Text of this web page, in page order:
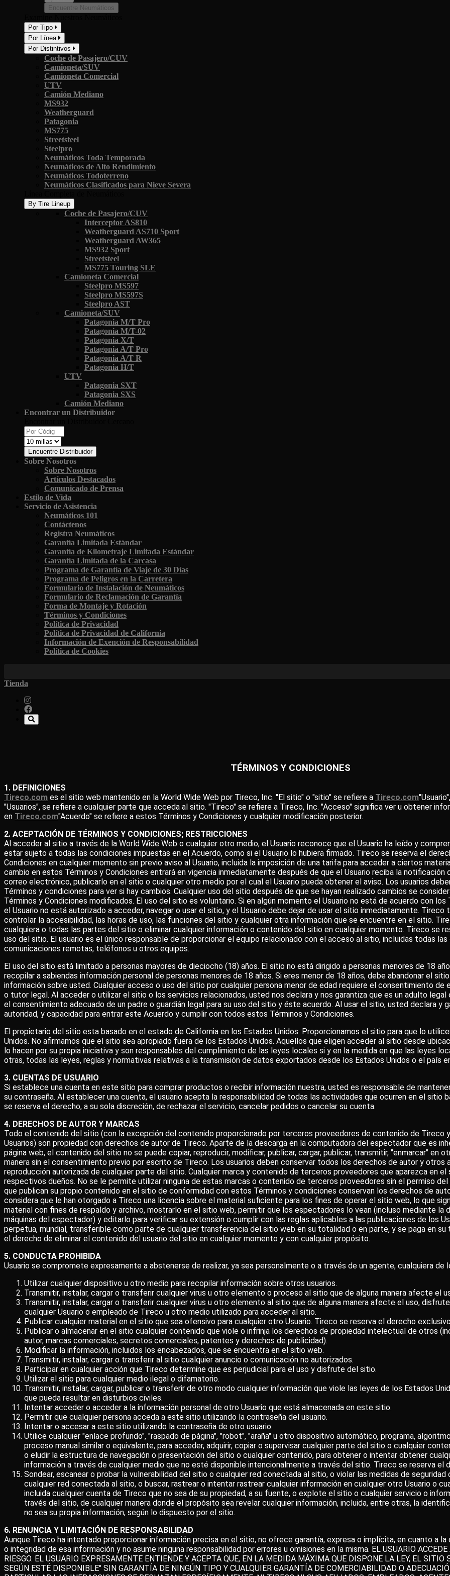
Encuentre Neumáticos
Por Tipo
Por Línea
Por Distintivos
Coche de Pasajero/CUV
Camioneta/SUV
Camioneta Comercial
UTV
Camión Mediano
MS932
Weatherguard
Patagonia
MS775
Streetsteel
Steelpro
Neumáticos Toda Temporada
Neumáticos de Alto Rendimiento
Neumáticos Todoterreno
Neumáticos Clasificados para Nieve Severa
By Tire Lineup
Coche de Pasajero/CUV
Interceptor AS810
Weatherguard AS710 Sport
Weatherguard AW365
MS932 Sport
Streetsteel
MS775 Touring SLE
Camioneta Comercial
Steelpro MS597
Steelpro MS597S
Steelpro AST
Camioneta/SUV
Patagonia M/T Pro
Patagonia M/T-02
Patagonia X/T
Patagonia A/T Pro
Patagonia A/T R
Patagonia H/T
UTV
Patagonia SXT
Patagonia SXS
Camión Mediano
Encontrar un Distribuidor
Encuentre Distribuidor
Sobre Nosotros
Sobre Nosotros
Artículos Destacados
Comunicado de Prensa
Estilo de Vida
Servicio de Asistencia
Neumáticos 101
Contáctenos
Registra Neumáticos
Garantía Limitada Estándar
Garantía de Kilometraje Limitada Estándar
Garantía Limitada de la Carcasa
Programa de Garantía de Viaje de 30 Días
Programa de Peligros en la Carretera
Formulario de Instalación de Neumáticos
Formulario de Reclamación de Garantía
Forma de Montaje y Rotación
Términos y Condiciones
Política de Privacidad
Política de Privacidad de California
Información de Exención de Responsabilidad
Política de Cookies
Tienda
TÉRMINOS Y CONDICIONES
1. DEFINICIONES
Tireco.com es el sitio web mantenido en la World Wide Web por Tireco, Inc. "El sitio" o "sitio" se refiere a Tireco.com
"Usuarios", se refiere a cualquier parte que acceda al sitio. "Tireco" se refiere a Tireco, Inc. "Acceso" significa ver u obtener
en Tireco.com"Acuerdo" se refiere a estos Términos y Condiciones y cualquier modificación posterior.
2. ACEPTACIÓN DE TÉRMINOS Y CONDICIONES; RESTRICCIONES
Al acceder al sitio a través de la World Wide Web o cualquier otro medio, el Usuario reconoce que el Usuario ha leído y
estar sujeto a todas las condiciones impuestas en el Acuerdo, como si el Usuario lo hubiera firmado. Tireco se reserva el
Condiciones en cualquier momento sin previo aviso al Usuario, incluida la imposición de una tarifa para acceder a ciertos
cambio en estos Términos y Condiciones entrará en vigencia inmediatamente después de que el Usuario reciba la notificación
correo electrónico, publicarlo en el sitio o cualquier otro medio por el cual el Usuario pueda obtener el aviso. Los usuarios
Términos y condiciones para ver si hay cambios. Cualquier uso del sitio después de que se hayan realizado cambios se
Términos y Condiciones modificados. El uso del sitio es voluntario. Si en algún momento el Usuario no está de acuerdo con
el Usuario no está autorizado a acceder, navegar o usar el sitio, y el Usuario debe dejar de usar el sitio inmediatamente.
controlar la accesibilidad, las horas de uso, las funciones del sitio y cualquier otra información que se encuentre en el sitio.
cualquiera o todas las partes del sitio o eliminar cualquier información o contenido del sitio en cualquier momento. Tireco se
uso del sitio. El usuario es el único responsable de proporcionar el equipo relacionado con el acceso al sitio, incluidas todas
comunicaciones remotas, teléfonos u otros equipos.
El uso del sitio está limitado a personas mayores de dieciocho (18) años. El sitio no está dirigido a personas menores de 18
recopilar a sabiendas información personal de personas menores de 18 años. Si eres menor de 18 años, debe abandonar el
información sobre usted. Cualquier acceso o uso del sitio por cualquier persona menor de edad requiere el consentimiento de
o tutor legal. Al acceder o utilizar el sitio o los servicios relacionados, usted nos declara y nos garantiza que es un adulto legal
el consentimiento adecuado de un padre o guardián legal para su uso del sitio y éste acuerdo. Al usar el sitio, usted declara y
autoridad, y capacidad para entrar este Acuerdo y cumplir con todos estos Términos y Condiciones.
El propietario del sitio esta basado en el estado de California en los Estados Unidos. Proporcionamos el sitio para que lo
Unidos. No afirmamos que el sitio sea apropiado fuera de los Estados Unidos. Aquellos que eligen acceder al sitio desde
lo hacen por su propia iniciativa y son responsables del cumplimiento de las leyes locales si y en la medida en que las leyes
otras, todas las leyes, reglas y normativas relativas a la transmisión de datos exportados desde los Estados Unidos o el país
3. CUENTAS DE USUARIO
Si establece una cuenta en este sitio para comprar productos o recibir información nuestra, usted es responsable de
su contraseña. Al establecer una cuenta, el usuario acepta la responsabilidad de todas las actividades que ocurren en el sitio
se reserva el derecho, a su sola discreción, de rechazar el servicio, cancelar pedidos o cancelar su cuenta.
4. DERECHOS DE AUTOR Y MARCAS
Todo el contenido del sitio (con la excepción del contenido proporcionado por terceros proveedores de contenido de Tireco
Usuarios) son propiedad con derechos de autor de Tireco. Aparte de la descarga en la computadora del espectador que es
página web, el contenido del sitio no se puede copiar, reproducir, modificar, publicar, cargar, publicar, transmitir, "enmarcar" en
manera sin el consentimiento previo por escrito de Tireco. Los usuarios deben conservar todos los derechos de autor y otros
reproducción autorizada de cualquier parte del sitio. Cualquier marca y contenido de terceros proveedores que aparezca en el
respectivos dueños. No se le permite utilizar ninguna de estas marcas o contenido de terceros proveedores sin el permiso
que publican su propio contenido en el sitio de conformidad con estos Términos y condiciones conservan los derechos de
considera que le han otorgado a Tireco una licencia sobre el material suficiente para los fines de operar el sitio web, lo que
material con fines de respaldo y archivo, mostrarlo en el sitio web, permitir que los espectadores lo vean (incluso mediante la
máquinas del espectador) y editarlo para verificar su extensión o cumplir con las reglas aplicables a las publicaciones de los
perpetua, mundial, transferible como parte de cualquier transferencia del sitio web en su totalidad o en parte, y se paga en
el derecho de eliminar el contenido del usuario del sitio en cualquier momento y con cualquier propósito.
5. CONDUCTA PROHIBIDA
Usuario se compromete expresamente a abstenerse de realizar, ya sea personalmente o a través de un agente, cualquiera de
Utilizar cualquier dispositivo u otro medio para recopilar información sobre otros usuarios.
Transmitir, instalar, cargar o transferir cualquier virus u otro elemento o proceso al sitio que de alguna manera afecte el
Transmitir, instalar, cargar o transferir cualquier virus u otro elemento al sitio que de alguna manera afecte el uso,
cualquier Usuario o empleado de Tireco u otro medio utilizado para acceder al sitio.
Publicar cualquier material en el sitio que sea ofensivo para cualquier otro Usuario. Tireco se reserva el derecho
Publicar o almacenar en el sitio cualquier contenido que viole o infrinja los derechos de propiedad intelectual de otros
autor, marcas comerciales, secretos comerciales, patentes y derechos de publicidad).
Modificar la información, incluidos los encabezados, que se encuentra en el sitio web.
Transmitir, instalar, cargar o transferir al sitio cualquier anuncio o comunicación no autorizados.
Participar en cualquier acción que Tireco determine que es perjudicial para el uso y disfrute del sitio.
Utilizar el sitio para cualquier medio ilegal o difamatorio.
Transmitir, instalar, cargar, publicar o transferir de otro modo cualquier información que viole las leyes de los Estados
que pueda resultar en disturbios civiles.
Intentar acceder o acceder a la información personal de otro Usuario que está almacenada en este sitio.
Permitir que cualquier persona acceda a este sitio utilizando la contraseña del usuario.
Intentar o accesar a este sitio utilizando la contraseña de otro usuario.
Utilice cualquier "enlace profundo", "raspado de página", "robot", "araña" u otro dispositivo automático, programa,
proceso manual similar o equivalente, para acceder, adquirir, copiar o supervisar cualquier parte del sitio o cualquier
o eludir la estructura de navegación o presentación del sitio o cualquier contenido, para obtener o intentar obtener
información a través de cualquier medio que no esté disponible intencionalmente a través del sitio. Tireco se reserva el
Sondear, escanear o probar la vulnerabilidad del sitio o cualquier red conectada al sitio, o violar las medidas de
cualquier red conectada al sitio, o buscar, rastrear o intentar rastrear cualquier información en cualquier otro Usuario o
incluida cualquier cuenta de Tireco que no sea de su propiedad, a su fuente, o explote el sitio o cualquier servicio o
través del sitio, de cualquier manera donde el propósito sea revelar cualquier información, incluida, entre otras, la
no sea su propia información, según lo dispuesto por el sitio.
6. RENUNCIA Y LIMITACIÓN DE RESPONSABILIDAD
Aunque Tireco ha intentado proporcionar información precisa en el sitio, no ofrece garantía, expresa o implícita, en cuanto a la
o integridad de esa información y no asume ninguna responsabilidad por errores u omisiones en la misma. EL USUARIO
RIESGO. EL USUARIO EXPRESAMENTE ENTIENDE Y ACEPTA QUE, EN LA MEDIDA MÁXIMA QUE DISPONE LA LEY, EL SITIO
SEGÚN ESTÉ DISPONIBLE" SIN GARANTÍA DE NINGÚN TIPO Y CUALQUIER GARANTÍA DE COMERCIABILIDAD O